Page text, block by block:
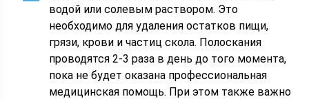
водой или солевым раствором. Это
необходимо для удаления остатков пищи,
грязи, крови и частиц скола. Полоскания
проводятся 2-3 раза в день до того момента,
пока не будет оказана профессиональная
медицинская помощь. При этом также важно